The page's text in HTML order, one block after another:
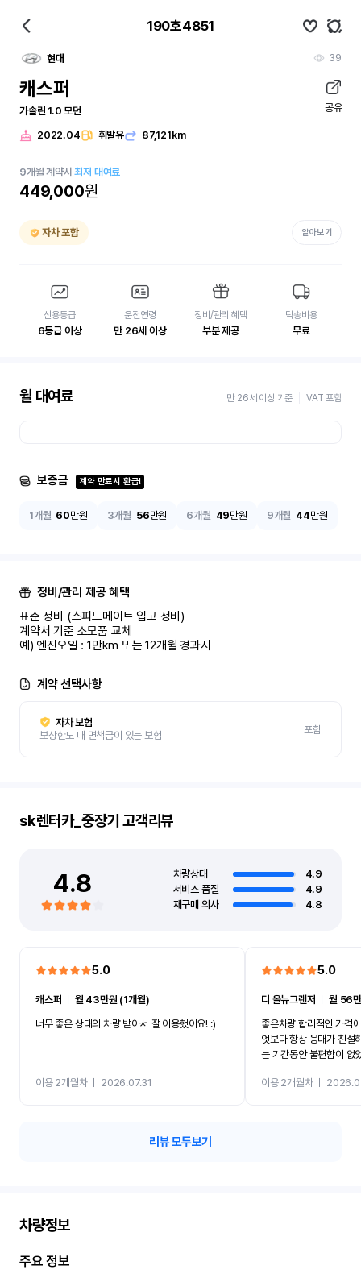
190호4851
현대 39
캐스퍼
가솔린 1.0 모던 공유
2022.04 휘발유 87,121km
9개월 계약시최저 대여료
449,000원
자차 포함 알아보기
신용등급
6등급 이상
운전연령
만 26세 이상
정비/관리 혜택
부분 제공
탁송비용
무료
월 대여료 만 26세 이상 기준 VAT 포함
보증금 계약 만료시 환급!
1개월 60만원 3개월 56만원 6개월 49만원 9개월 44만원
정비/관리 제공 혜택
표준 정비 (스피드메이트 입고 정비)
계약서 기준 소모품 교체
예) 엔진오일 : 1만km 또는 12개월 경과시
계약 선택사항
자차 보험
보상한도 내 면책금이 있는 보험
포함
sk렌터카_중장기 고객리뷰
4.8 차량상태
4.9
서비스 품질
4.9
재구매 의사
4.8
5.0
캐스퍼
월 43만원 (1개월)
너무 좋은 상태의 차량 받아서 잘 이용했어요! :)
이용 2개월차ㅣ 2026.07.31
5.0
디 올뉴그랜저 ㅣ월 56
좋은차량 합리적인 가격
엇보다 항상 응대가 친절
는 기간동안 불편함이 없
카 렌트 고민없이 강추합
이용 2개월차ㅣ
리뷰 모두보기
차량정보
주요 정보